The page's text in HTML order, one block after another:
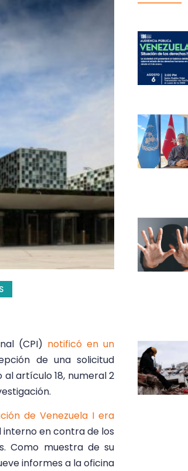
(CPI) notificó en un
de una solicitud
artículo 18, numeral 2
de Venezuela I era
en contra de los
Como muestra de su
informes a la oficina